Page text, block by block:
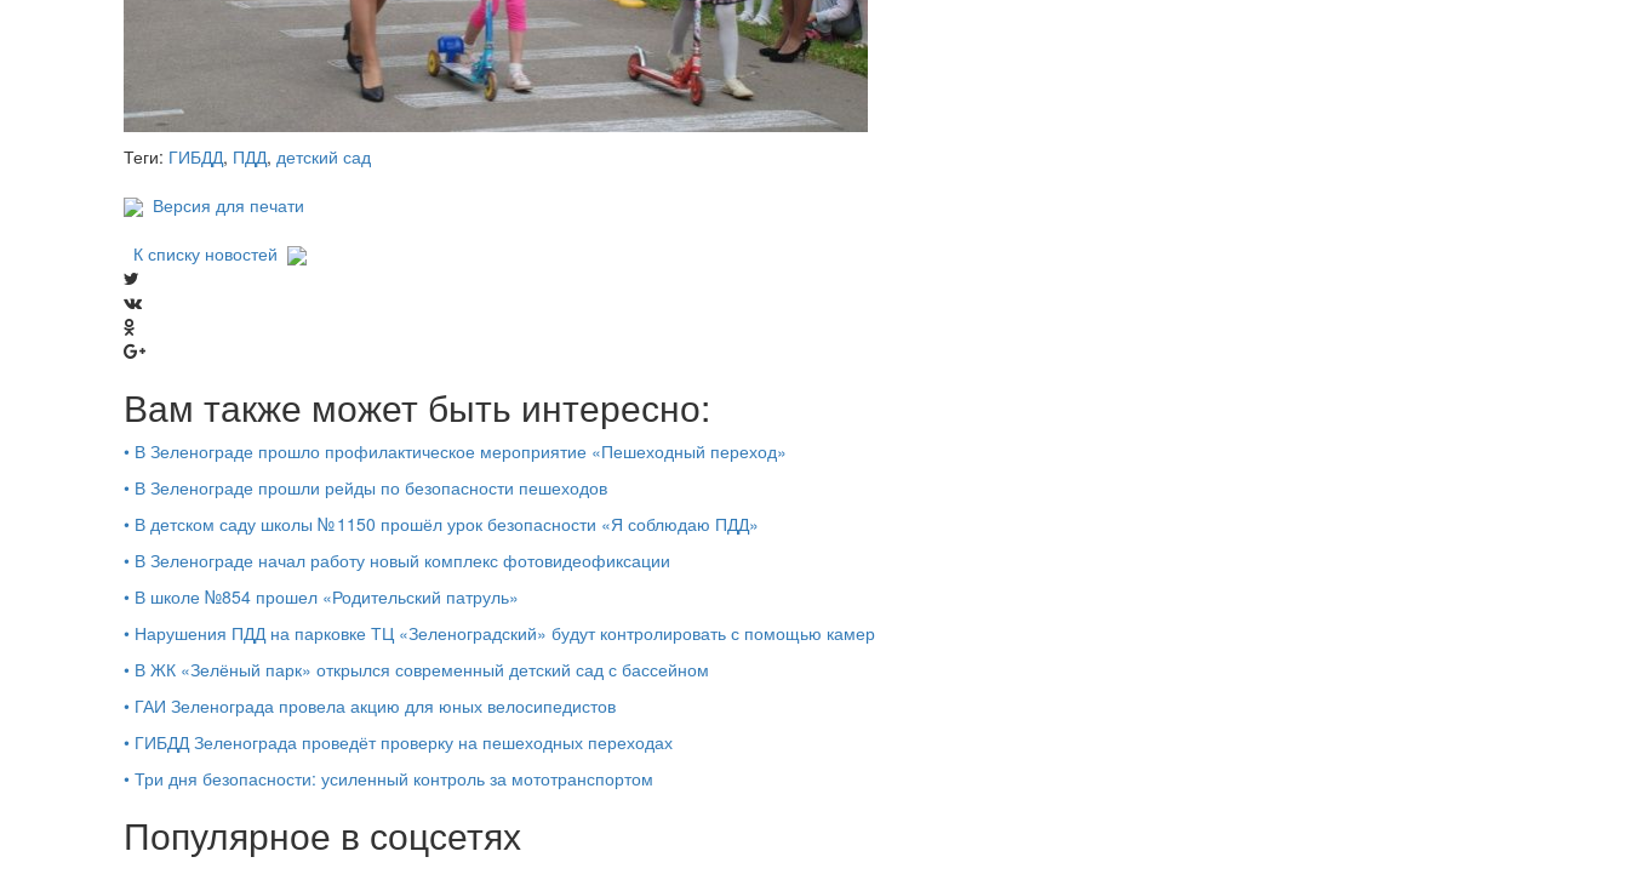
Теги: ГИБДД, ПДД, детский сад
Версия для печати
К списку новостей
Вам также может быть интересно:
• В Зеленограде прошло профилактическое мероприятие «Пешеходный переход»
• В Зеленограде прошли рейды по безопасности пешеходов
• В детском саду школы № 1150 прошёл урок безопасности «Я соблюдаю ПДД»
• В Зеленограде начал работу новый комплекс фотовидеофиксации
• В школе №854 прошел «Родительский патруль»
• Нарушения ПДД на парковке ТЦ «Зеленоградский» будут контролировать с помощью камер
• В ЖК «Зелёный парк» открылся современный детский сад с бассейном
• ГАИ Зеленограда провела акцию для юных велосипедистов
• ГИБДД Зеленограда проведёт проверку на пешеходных переходах
• Три дня безопасности: усиленный контроль за мототранспортом
Популярное в соцсетях